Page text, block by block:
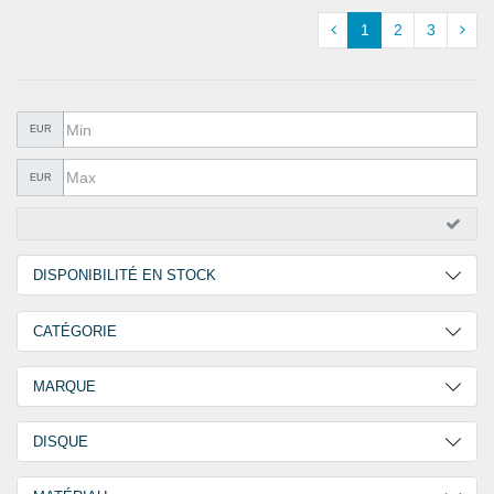
CATALOGUES
1 2 3
EUR
EUR
DISPONIBILITÉ EN STOCK
2 Jours
30 Jours 10
CATÉGORIE
Vis à tôle tête cylindrique
MARQUE
DISQUE
EPDM